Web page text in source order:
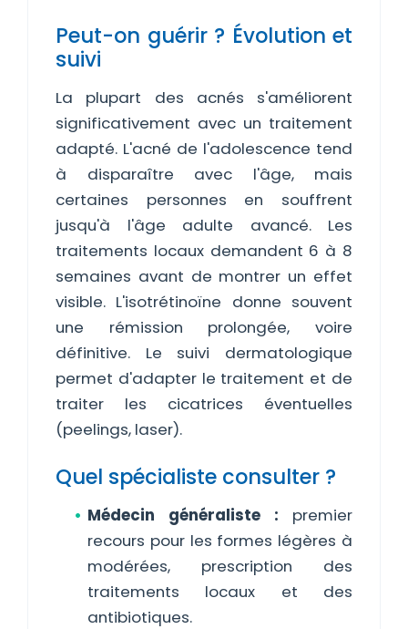
Peut-on guérir ? Évolution et
suivi
La plupart des acnés s'améliorent
significativement avec un traitement
adapté. L'acné de l'adolescence tend
à disparaître avec l'âge, mais
certaines personnes en souffrent
jusqu'à l'âge adulte avancé. Les
traitements locaux demandent 6 à 8
semaines avant de montrer un effet
visible. L'isotrétinoïne donne souvent
une rémission prolongée, voire
définitive. Le suivi dermatologique
permet d'adapter le traitement et de
traiter les cicatrices éventuelles
(peelings, laser).
Quel spécialiste consulter ?
Médecin généraliste : premier
recours pour les formes légères à
modérées, prescription des
traitements locaux et des
antibiotiques.